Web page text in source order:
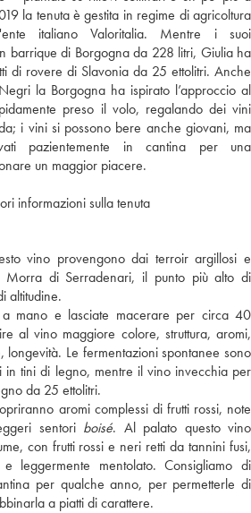
la tenuta è gestita in regime di agricoltura
italiano Valoritalia. Mentre i suoi
barrique di Borgogna da 228 litri, Giulia ha
di rovere di Slavonia da 25 ettolitri. Anche
la Borgogna ha ispirato l’approccio al
preso il volo, regalando dei vini
i vini si possono bere anche giovani, ma
pazientemente in cantina per una
un maggior piacere.
informazioni sulla tenuta
vino provengono dai terroir argillosi e
Morra di Serradenari, il punto più alto di
altitudine.
mano e lasciate macerare per circa 40
al vino maggiore colore, struttura, aromi,
Le fermentazioni spontanee sono
in tini di legno, mentre il vino invecchia per
da 25 ettolitri.
aromi complessi di frutti rossi, note
sentori boisé. Al palato questo vino
con frutti rossi e neri retti da tannini fusi,
leggermente mentolato. Consigliamo di
per qualche anno, per permetterle di
a piatti di carattere.